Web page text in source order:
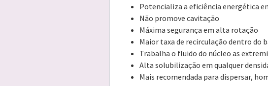
Potencializa a eficiência energética
Não promove cavitação
Máxima segurança em alta rotação
Maior taxa de recirculação dentro do
Trabalha o fluido do núcleo as
Alta solubilização em qualquer
Mais recomendada para dispersar,